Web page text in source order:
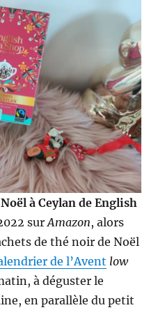
à Ceylan de English
surAmazon, alors
de thé noir de Noël
de l’Avent low
à déguster le
en parallèle du petit